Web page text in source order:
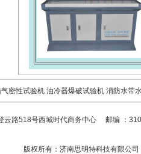
密性试验机 油冷器爆破试验机 消防水带
云路518号西城时代商务中心 邮编 ：
版权所有： 济南思明特科技有限公司